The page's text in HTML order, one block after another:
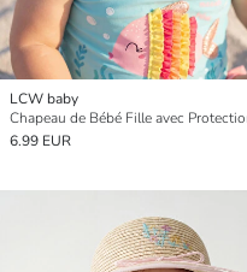
LCW baby
6.99 EUR